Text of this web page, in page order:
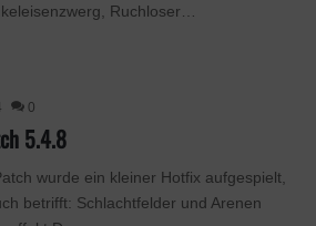
Ruchloser…
0
5.4.8
wurde ein kleiner Hotfix aufgespielt,
betrifft: Schlachtfelder und Arenen